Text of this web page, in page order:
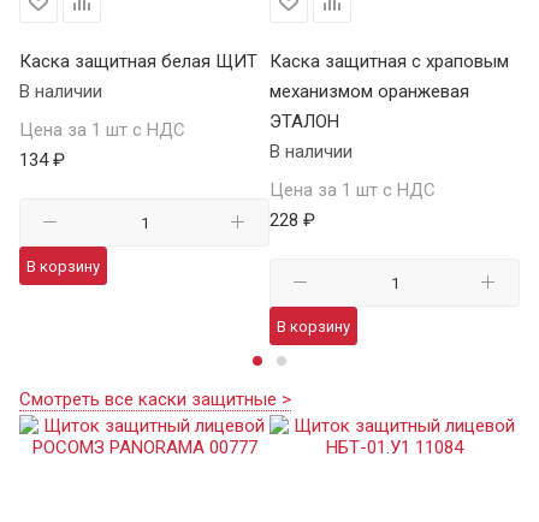
Каска защитная белая ЩИТ
В наличии
Цена за 1 шт с НДС
134 ₽
В корзину
Каска защитная с храповым
механизмом оранжевая
ЭТАЛОН
В наличии
Цена за 1 шт с НДС
228 ₽
В корзину
Смотреть все каски защитные >